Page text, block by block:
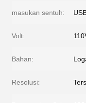
masukan sentuh:
Volt:
Bahan:
Resolusi: